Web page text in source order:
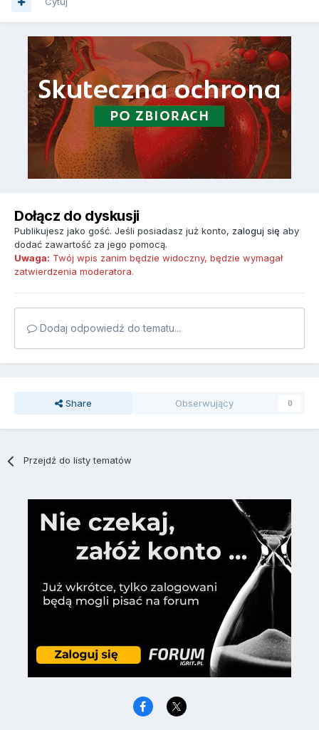
Dołącz do dyskusji
Publikujesz jako gość. Jeśli posiadasz już konto, zaloguj się aby
dodać zawartość za jego pomocą.
Uwaga: Twój wpis zanim będzie widoczny, będzie wymagał
zatwierdzenia moderatora.
Dodaj odpowiedź do tematu...
Share Obserwujący 0
Przejdź do listy tematów